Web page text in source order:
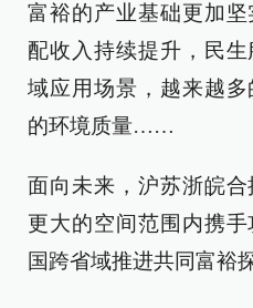
富裕的产业基础更加
配收入持续提升，民
域应用场景，越来越
的环境质量……
面向未来，沪苏浙皖
更大的空间范围内携
国跨省域推进共同富裕